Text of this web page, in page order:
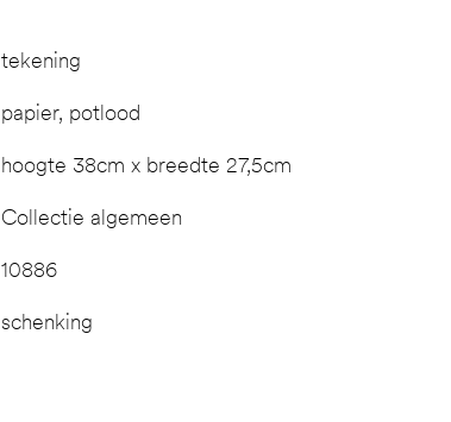
tekening
papier, potlood
hoogte 38cm x breedte 27,5cm
Collectie algemeen
10886
schenking